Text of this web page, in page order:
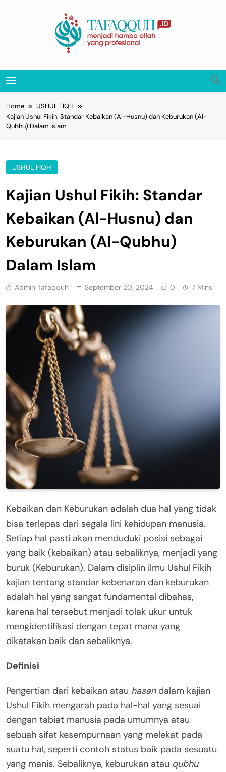
Tafaqquh.ID
Home
USHUL FIQH
Kajian Ushul Fikih: Standar Kebaikan (Al-Husnu) dan Keburukan (Al-
Qubhu) Dalam Islam
USHUL FIQH
Kajian Ushul Fikih: Standar
Kebaikan (Al-Husnu) dan
Keburukan (Al-Qubhu)
Dalam Islam
Admin Tafaqquh September 20, 2024 0 7 Mins
Kebaikan dan Keburukan adalah dua hal yang tidak
bisa terlepas dari segala lini kehidupan manusia.
Setiap hal pasti akan menduduki posisi sebagai
yang baik (kebaikan) atau sebaliknya, menjadi yang
buruk (Keburukan). Dalam disiplin ilmu Ushul Fikih
kajian tentang standar kebenaran dan keburukan
adalah hal yang sangat fundamental dibahas,
karena hal tersebut menjadi tolak ukur untuk
mengidentifikasi dengan tepat mana yang
dikatakan baik dan sebaliknya.
Definisi
Pengertian dari kebaikan atau hasandalam kajian
Ushul Fikih mengarah pada hal-hal yang sesuai
dengan tabiat manusia pada umumnya atau
sebuah sifat kesempurnaan yang melekat pada
suatu hal, seperti contoh status baik pada sesuatu
yang manis. Sebaliknya, keburukan atau qubhu